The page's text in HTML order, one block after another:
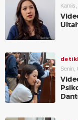
Senin,